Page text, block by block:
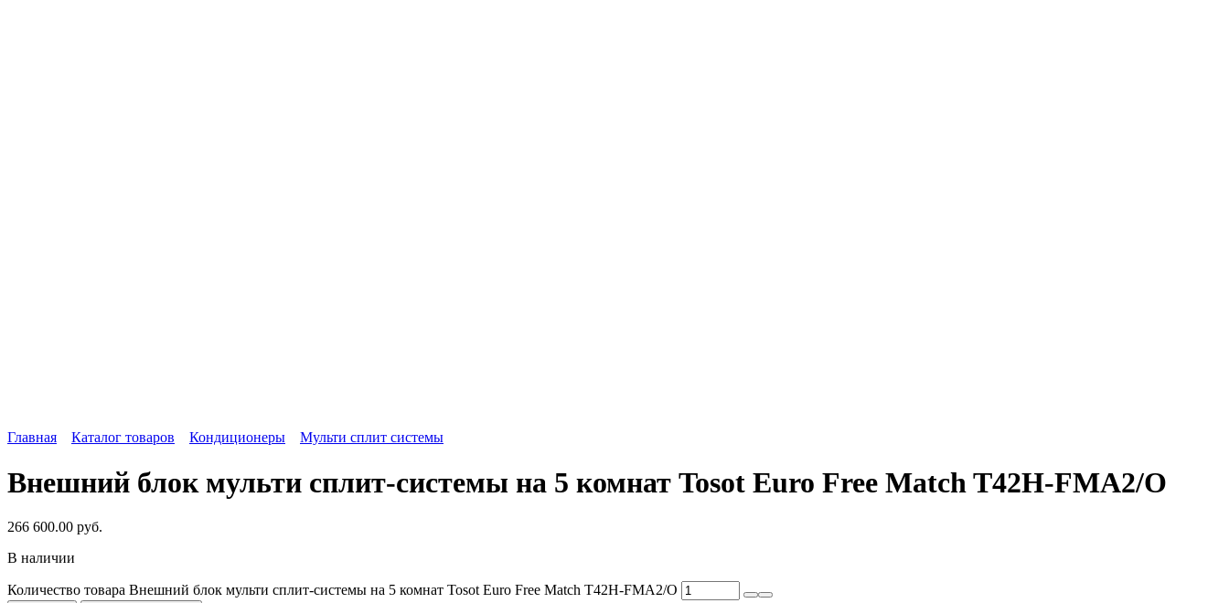
Главная Каталог товаров Кондиционеры Мульти сплит системы
Внешний блок мульти сплит-системы на 5 комнат Tosot Euro Free Match T42H-FMA2/O
266 600.00 руб.
В наличии
Количество товара Внешний блок мульти сплит-системы на 5 комнат Tosot Euro Free Match T42H-FMA2/O